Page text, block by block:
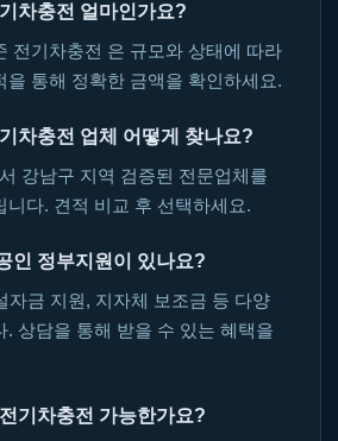
차충전 얼마인가요?
전기차충전 은 규모와 상태에 따라
을 통해 정확한 금액을 확인하세요.
차충전 업체 어떻게 찾나요?
강남구 지역 검증된 전문업체를
니다. 견적 비교 후 선택하세요.
인 정부지원이 있나요?
자금 지원, 지자체 보조금 등 다양
. 상담을 통해 받을 수 있는 혜택을
기차충전 가능한가요?